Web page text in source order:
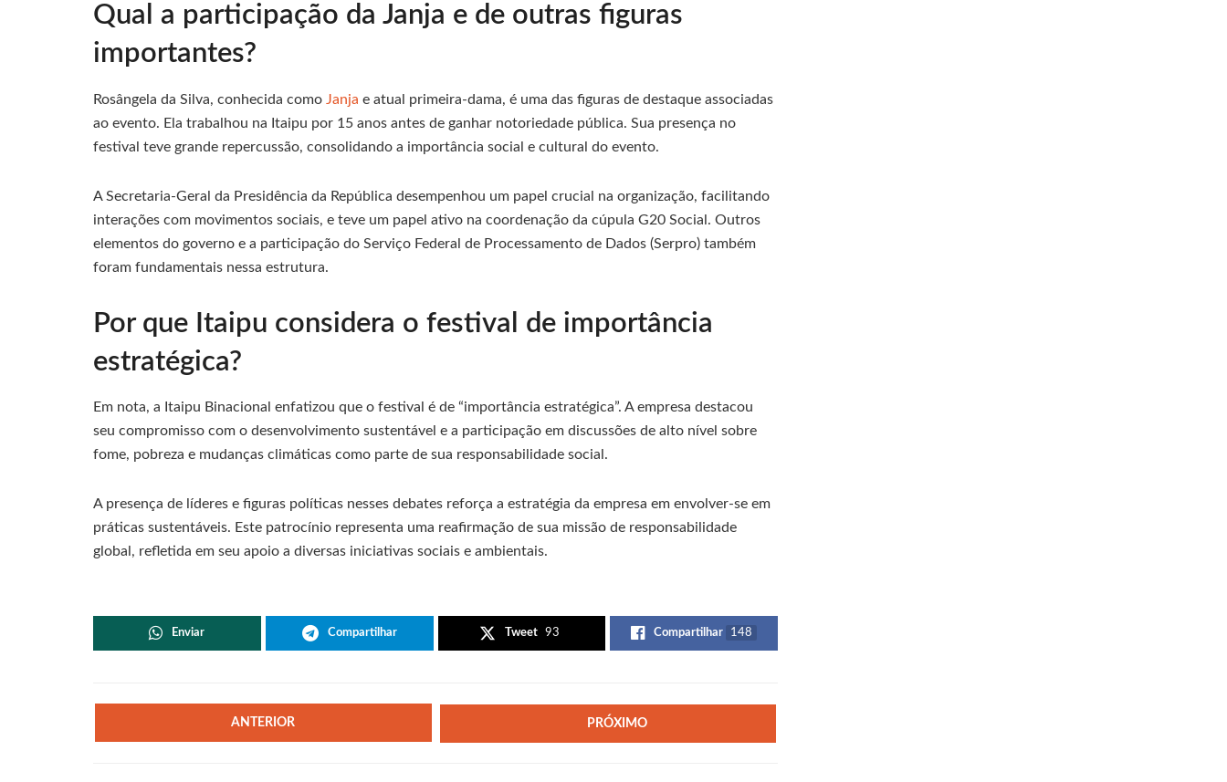
Qual a participação da Janja e de outras figuras
importantes?
Rosângela da Silva, conhecida como Janja e atual primeira-dama, é uma das figuras de destaque associadas
ao evento. Ela trabalhou na Itaipu por 15 anos antes de ganhar notoriedade pública. Sua presença no
festival teve grande repercussão, consolidando a importância social e cultural do evento.
A Secretaria-Geral da Presidência da República desempenhou um papel crucial na organização, facilitando
interações com movimentos sociais, e teve um papel ativo na coordenação da cúpula G20 Social. Outros
elementos do governo e a participação do Serviço Federal de Processamento de Dados (Serpro) também
foram fundamentais nessa estrutura.
Por que Itaipu considera o festival de importância
estratégica?
Em nota, a Itaipu Binacional enfatizou que o festival é de “importância estratégica”. A empresa destacou
seu compromisso com o desenvolvimento sustentável e a participação em discussões de alto nível sobre
fome, pobreza e mudanças climáticas como parte de sua responsabilidade social.
A presença de líderes e figuras políticas nesses debates reforça a estratégia da empresa em envolver-se em
práticas sustentáveis. Este patrocínio representa uma reafirmação de sua missão de responsabilidade
global, refletida em seu apoio a diversas iniciativas sociais e ambientais.
Enviar Compartilhar Tweet 93 Compartilhar 148
ANTERIOR PRÓXIMO